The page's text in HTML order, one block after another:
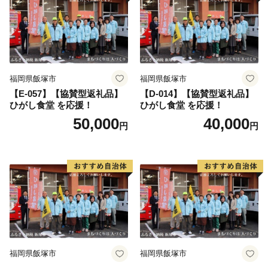
福岡県飯塚市
【E-057】【協賛型返礼品】
ひがし食堂 を応援！
50,000円
福岡県飯塚市
【D-014】【協賛型返礼品】
ひがし食堂 を応援！
40,000円
福岡県飯塚市 福岡県飯塚市